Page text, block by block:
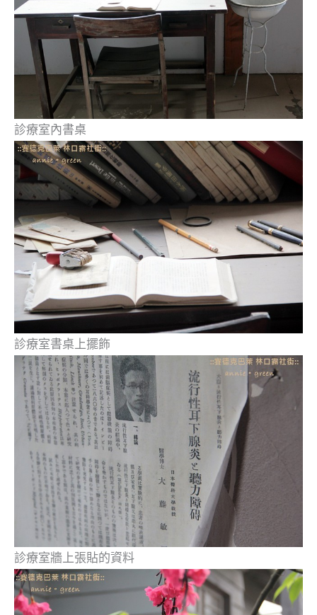
診療室內書桌
診療室書桌上擺飾
診療室牆上張貼的資料